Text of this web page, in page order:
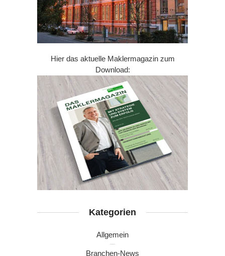
Hier das aktuelle Maklermagazin zum
Download:
Kategorien
Allgemein
Branchen-News